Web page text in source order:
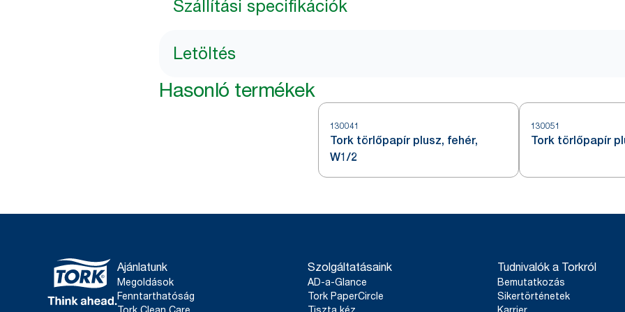
Szállítási specifikációk
Letöltés
Hasonló termékek
130041
Tork törlőpapír plusz, fehér,
W1/2
130051
Tork törlőpapír
Ajánlatunk
Megoldások
Fenntarthatóság
Tork Clean Care
Szolgáltatásaink
AD-a-Glance
Tork PaperCircle
Tiszta kéz
Tudnivalók a Torkról
Bemutatkozás
Sikertörténetek
Karrier